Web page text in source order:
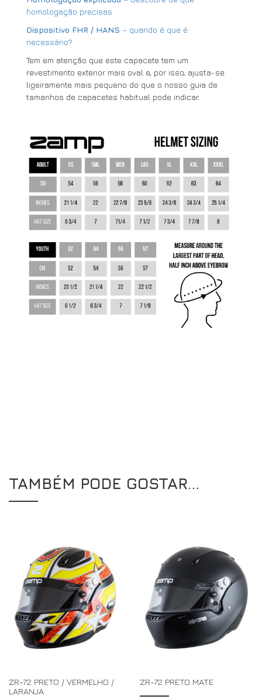
homologação precisas
Dispositivo FHR / HANS – quando é que é
necessário?
Tem em atenção que este capacete tem um
revestimento exterior mais oval e, por isso, ajusta-se
ligeiramente mais pequeno do que o nosso guia de
tamanhos de capacetes habitual pode indicar.
TAMBÉM PODE GOSTAR…
ZR-72 PRETO / VERMELHO /
LARANJA
ZR-72 PRETO MATE